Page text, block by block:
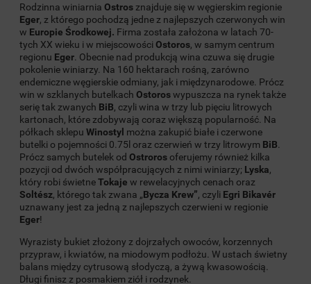
Rodzinna winiarnia Ostros znajduje się w węgierskim regionie
Eger, z którego pochodzą jedne z najlepszych czerwonych win
w Europie Środkowej. Firma została założona w latach 70-
tych XX wieku i w miejscowości Ostoros, w samym centrum
regionu Eger . Obecnie nad produkcją wina czuwa się drugie
pokolenie winiarzy. Na 160 hektarach rośną, zarówno
endemiczne węgierskie odmiany, jak i międzynarodowe. Prócz
win w szklanych butelkach Ostoroswypuszcza na rynek także
serię tak zwanych BiB, czyli wina w trzy lub pięciu litrowych
kartonach, które zdobywają coraz większą popularność. Na
półkach sklepu Winostyl można zakupić białe i czerwone
butelki o pojemności 0.75l oraz czerwień w trzy litrowym BiB
Prócz samych butelek od Ostroros oferujemy również kilka
pozycji od dwóch współpracujących z nimi winiarzy; Lyska,
który robi świetneTokaje w rewelacyjnych cenach oraz
Soltész, którego tak zwana „Bycza Krew”, czyli Egri Bikavér
uznawany jest za jedną z najlepszych czerwieni w regionie
Eger!
Wyrazisty bukiet złożony z dojrzałych owoców, korzennych
przypraw, i kwiatów, na miodowym podłożu. W ustach świetny
balans między cytrusową słodyczą, a żywą kwasowością.
Długi finisz z posmakiem ziół i rodzynek.